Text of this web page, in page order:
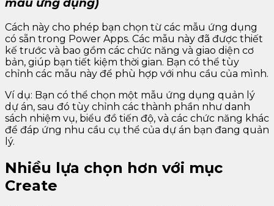
Cách này cho phép bạn chọn từ các mẫu ứng dụng
có sẵn trong Power Apps. Các mẫu này đã được thiết
kế trước và bao gồm các chức năng và giao diện cơ
bản, giúp bạn tiết kiệm thời gian. Bạn có thể tùy
chỉnh các mẫu này để phù hợp với nhu cầu của mình.
Ví dụ: Bạn có thể chọn một mẫu ứng dụng quản lý
dự án, sau đó tùy chỉnh các thành phần như danh
sách nhiệm vụ, biểu đồ tiến độ, và các chức năng khác
để đáp ứng nhu cầu cụ thể của dự án bạn đang quản
lý.
Nhiều lựa chọn hơn với mục
Create